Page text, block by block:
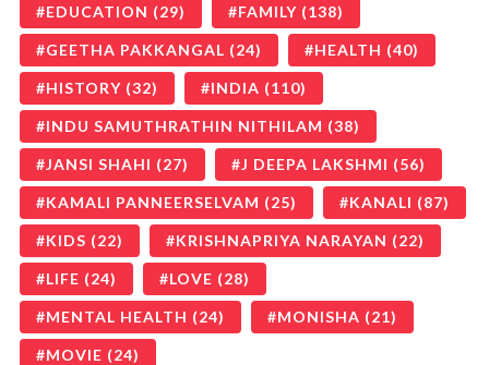
EDUCATION (29) FAMILY (138)
GEETHA PAKKANGAL (24) HEALTH (40)
HISTORY (32) INDIA (110)
INDU SAMUTHRATHIN NITHILAM (38)
JANSI SHAHI (27) J DEEPA LAKSHMI (56)
KAMALI PANNEERSELVAM (25) KANALI (87)
KIDS (22) KRISHNAPRIYA NARAYAN (22)
LIFE (24) LOVE (28)
MENTAL HEALTH (24) MONISHA (21)
MOVIE (24)